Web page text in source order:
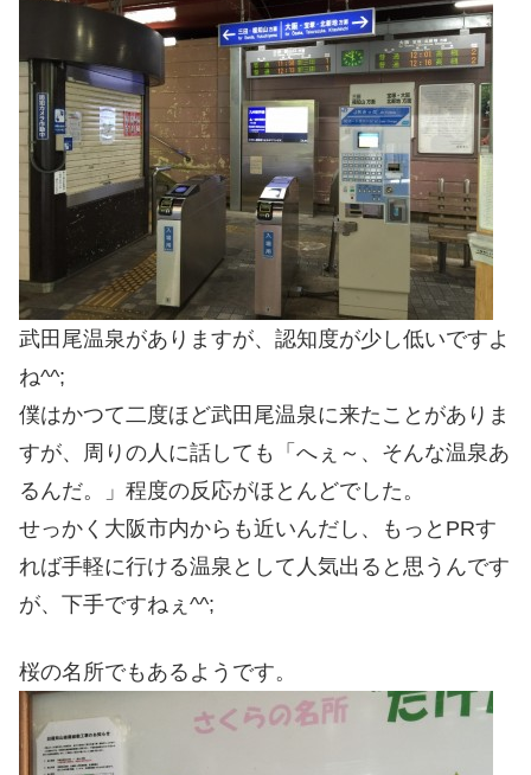
武田尾温泉がありますが、認知度が少し低いですよ
ね^^;
僕はかつて二度ほど武田尾温泉に来たことがありま
すが、周りの人に話しても「へぇ～、そんな温泉あ
るんだ。」程度の反応がほとんどでした。
せっかく大阪市内からも近いんだし、もっとPRす
れば手軽に行ける温泉として人気出ると思うんです
が、下手ですねぇ^^;
桜の名所でもあるようです。